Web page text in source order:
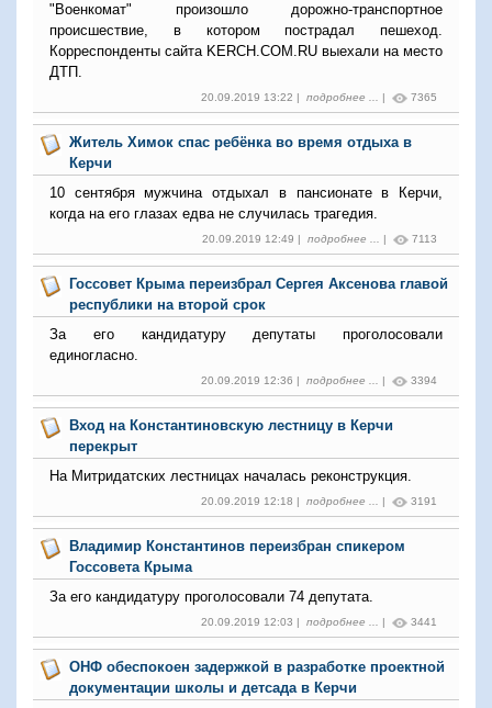
"Военкомат" произошло дорожно-транспортное
происшествие, в котором пострадал пешеход.
Корреспонденты сайта KERCH.COM.RU выехали на место
ДТП.
20.09.2019 13:22 | подробнее ... | 7365
Житель Химок спас ребёнка во время отдыха в
Керчи
10 сентября мужчина отдыхал в пансионате в Керчи,
когда на его глазах едва не случилась трагедия.
20.09.2019 12:49 | подробнее ... | 7113
Госсовет Крыма переизбрал Сергея Аксенова главой
республики на второй срок
За его кандидатуру депутаты проголосовали
единогласно.
20.09.2019 12:36 | подробнее ... | 3394
Вход на Константиновскую лестницу в Керчи
перекрыт
На Митридатских лестницах началась реконструкция.
20.09.2019 12:18 | подробнее ... | 3191
Владимир Константинов переизбран спикером
Госсовета Крыма
За его кандидатуру проголосовали 74 депутата.
20.09.2019 12:03 | подробнее ... | 3441
ОНФ обеспокоен задержкой в разработке проектной
документации школы и детсада в Керчи